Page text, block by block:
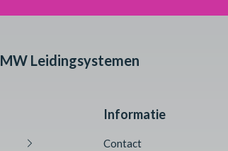
MW Leidingsystemen
Informatie
Contact